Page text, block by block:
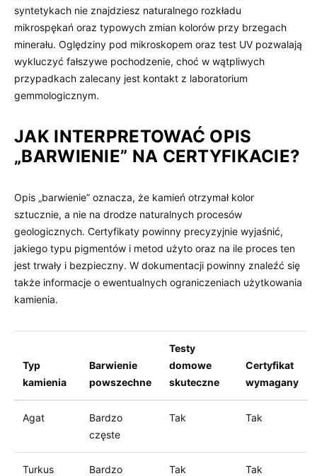
syntetykach nie znajdziesz naturalnego rozkładu
mikrospękań oraz typowych zmian kolorów przy brzegach
minerału. Oględziny pod mikroskopem oraz test UV pozwalają
wykluczyć fałszywe pochodzenie, choć w wątpliwych
przypadkach zalecany jest kontakt z laboratorium
gemmologicznym.
JAK INTERPRETOWAĆ OPIS
„BARWIENIE” NA CERTYFIKACIE?
Opis „barwienie” oznacza, że kamień otrzymał kolor
sztucznie, a nie na drodze naturalnych procesów
geologicznych. Certyfikaty powinny precyzyjnie wyjaśnić,
jakiego typu pigmentów i metod użyto oraz na ile proces ten
jest trwały i bezpieczny. W dokumentacji powinny znaleźć się
także informacje o ewentualnych ograniczeniach użytkowania
kamienia.
Typ
kamienia
Barwienie
powszechne
Testy
domowe
skuteczne
Certyfikat
wymagany
Agat
Bardzo
częste
Tak Tak
Turkus
Bardzo
Tak Tak